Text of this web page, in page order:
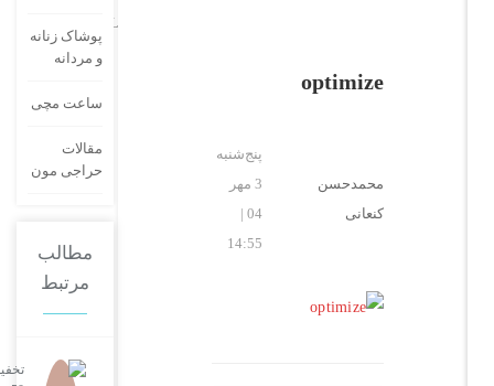
optimize
محمدحسن
پنج‌شنبه
پوشاک زنانه
و مردانه
ساعت مچی
حراجی مون
مطالب
مرتبط
تخفیفات